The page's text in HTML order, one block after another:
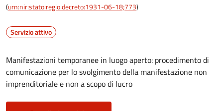
(urn:nir:stato:regio.decreto:1931-06-18;773)
Servizio attivo
Manifestazioni temporanee in luogo aperto: procedimento di
comunicazione per lo svolgimento della manifestazione non
imprenditoriale e non a scopo di lucro